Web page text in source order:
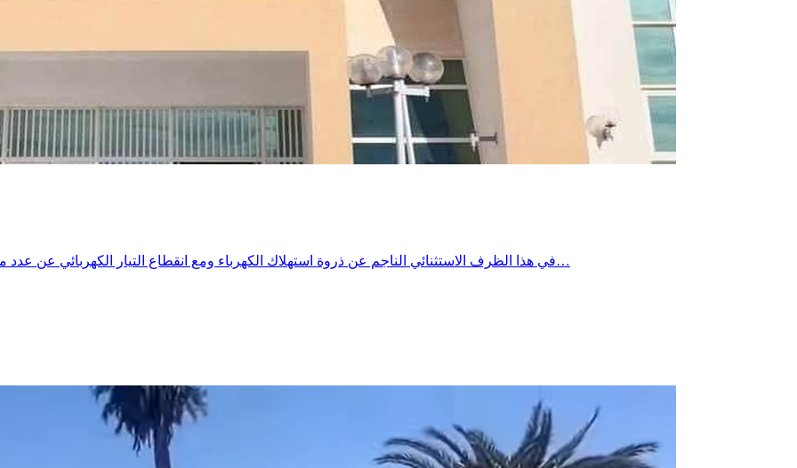
في هذا الظرف الاستثنائي الناجم عن ذروة استهلاك الكهرباء ومع انقطاع التيار الكهربائي عن عدد من عمادات بئر علي بن خليفة، تعلم إدارة المستشفى الجهوي ببئر علي…